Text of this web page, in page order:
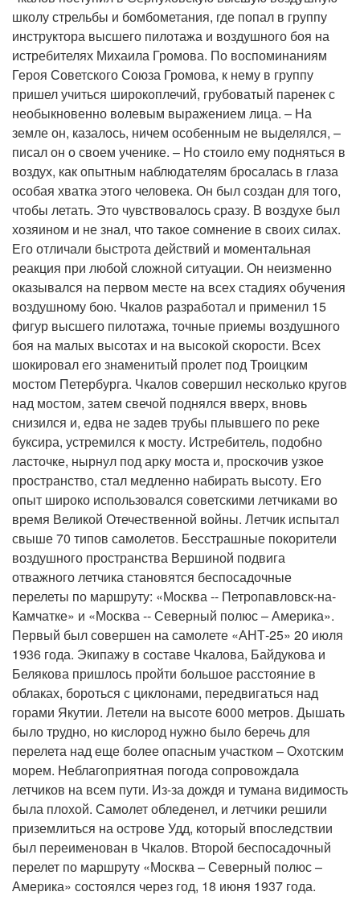
школу стрельбы и бомбометания, где попал в группу
инструктора высшего пилотажа и воздушного боя на
истребителях Михаила Громова. По воспоминаниям
Героя Советского Союза Громова, к нему в группу
пришел учиться широкоплечий, грубоватый паренек с
необыкновенно волевым выражением лица. – На
земле он, казалось, ничем особенным не выделялся, –
писал он о своем ученике. – Но стоило ему подняться в
воздух, как опытным наблюдателям бросалась в глаза
особая хватка этого человека. Он был создан для того,
чтобы летать. Это чувствовалось сразу. В воздухе был
хозяином и не знал, что такое сомнение в своих силах.
Его отличали быстрота действий и моментальная
реакция при любой сложной ситуации. Он неизменно
оказывался на первом месте на всех стадиях обучения
воздушному бою. Чкалов разработал и применил 15
фигур высшего пилотажа, точные приемы воздушного
боя на малых высотах и на высокой скорости. Всех
шокировал его знаменитый пролет под Троицким
мостом Петербурга. Чкалов совершил несколько кругов
над мостом, затем свечой поднялся вверх, вновь
снизился и, едва не задев трубы плывшего по реке
буксира, устремился к мосту. Истребитель, подобно
ласточке, нырнул под арку моста и, проскочив узкое
пространство, стал медленно набирать высоту. Его
опыт широко использовался советскими летчиками во
время Великой Отечественной войны. Летчик испытал
свыше 70 типов самолетов. Бесстрашные покорители
воздушного пространства Вершиной подвига
отважного летчика становятся беспосадочные
перелеты по маршруту: «Москва -- Петропавловск-на-
Камчатке» и «Москва -- Северный полюс – Америка».
Первый был совершен на самолете «АНТ-25» 20 июля
1936 года. Экипажу в составе Чкалова, Байдукова и
Белякова пришлось пройти большое расстояние в
облаках, бороться с циклонами, передвигаться над
горами Якутии. Летели на высоте 6000 метров. Дышать
было трудно, но кислород нужно было беречь для
перелета над еще более опасным участком – Охотским
морем. Неблагоприятная погода сопровождала
летчиков на всем пути. Из-за дождя и тумана видимость
была плохой. Самолет обледенел, и летчики решили
приземлиться на острове Удд, который впоследствии
был переименован в Чкалов. Второй беспосадочный
перелет по маршруту «Москва – Северный полюс –
Америка» состоялся через год, 18 июня 1937 года.